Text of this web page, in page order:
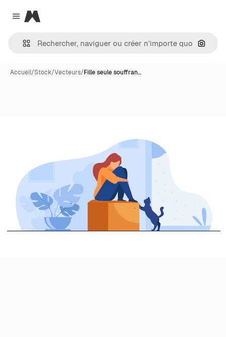
Close menu
Magnific
Accueil/Stock/Vecteurs/Fille seule souffran…